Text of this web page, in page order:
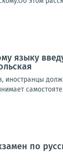
языку
иностранцы
по